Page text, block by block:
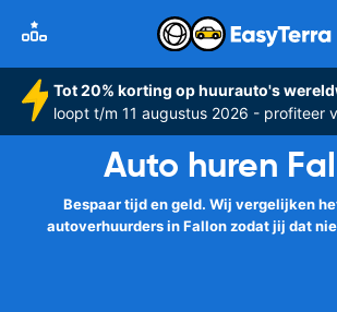
Tot 20% korting op huurauto's
loopt t/m 11 augustus 2026 - profiteer
Auto huren
Bespaar tijd en geld. Wij vergelijken
autoverhuurders in Fallon zodat jij dat